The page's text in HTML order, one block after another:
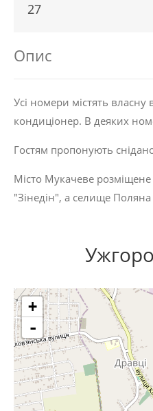
27
Опис
Усі номери містять власну
кондиціонер. В деяких
Гостям пропонують
Місто Мукачеве
"Зінедін", а селище
+
-